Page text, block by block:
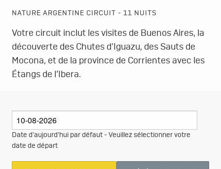
NATURE ARGENTINE CIRCUIT - 11 NUITS
Votre circuit inclut les visites de Buenos Aires, la
découverte des Chutes d'Iguazu, des Sauts de
Mocona, et de la province de Corrientes avec les
Étangs de l’Ibera.
Date d'aujourd'hui par défaut - Veuillez sélectionner votre
date de départ